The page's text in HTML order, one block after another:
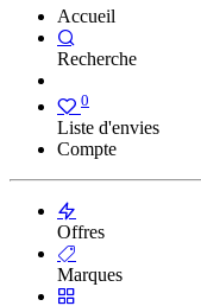
Accueil
Recherche
0
Liste d'envies
Compte
Offres
Marques